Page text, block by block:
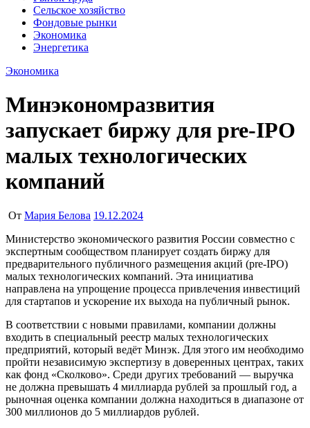
Сельское хозяйство
Фондовые рынки
Экономика
Энергетика
Экономика
Минэкономразвития
запускает биржу для pre-IPO
малых технологических
компаний
От Мария Белова 19.12.2024
Министерство экономического развития России совместно с
экспертным сообществом планирует создать биржу для
предварительного публичного размещения акций (pre-IPO)
малых технологических компаний. Эта инициатива
направлена на упрощение процесса привлечения инвестиций
для стартапов и ускорение их выхода на публичный рынок.
В соответствии с новыми правилами, компании должны
входить в специальный реестр малых технологических
предприятий, который ведёт Минэк. Для этого им необходимо
пройти независимую экспертизу в доверенных центрах, таких
как фонд «Сколково». Среди других требований — выручка
не должна превышать 4 миллиарда рублей за прошлый год, а
рыночная оценка компании должна находиться в диапазоне от
300 миллионов до 5 миллиардов рублей.